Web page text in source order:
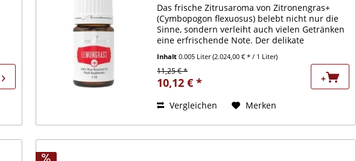
Das frische Zitrusaroma von Zitronengras+
(Cymbopogon flexuosus) belebt nicht nur die
Sinne, sondern verleiht auch vielen Getränken
eine erfrischende Note. Der delikate
harmoniert vor allem mit...
Inhalt0.005 Liter(2.024,00 € * / 1 Liter)
11,25 € *
10,12 € * +
Vergleichen Merken